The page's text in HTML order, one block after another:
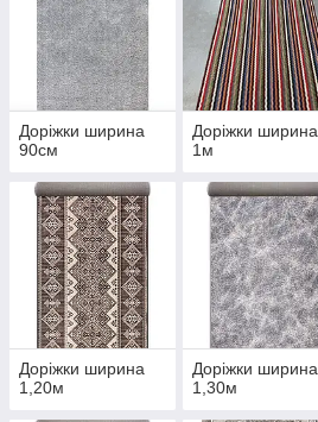
Доріжки ширина
90см
Доріжки ширина
1м
Доріжки ширина
1,20м
Доріжки ширина
1,30м